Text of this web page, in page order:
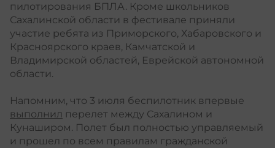
пилотирования БПЛА. Кроме школьников
Сахалинской области в фестивале приняли
участие ребята из Приморского, Хабаровского и
Красноярского краев, Камчатской и
Владимирской областей, Еврейской автономной
области.
Напомним, что 3 июля беспилотник впервые
выполнил перелет между Сахалином и
Кунаширом. Полет был полностью управляемый
и прошел по всем правилам гражданской